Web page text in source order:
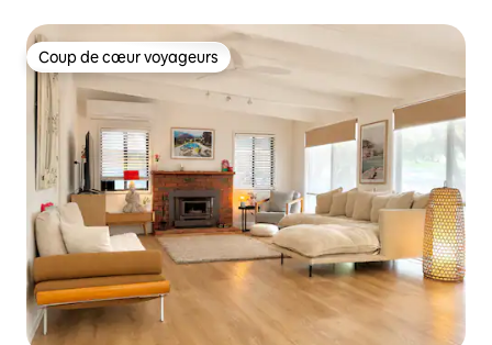
Coup de cœur voyageurs
Coup de cœur voyageurs